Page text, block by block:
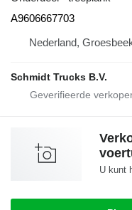
A9606667703
Nederland,
Schmidt Trucks B.V.
U kunt